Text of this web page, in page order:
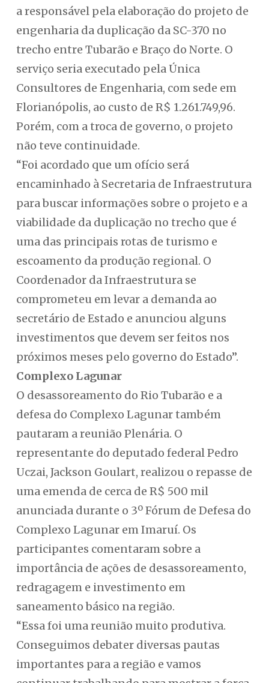
a responsável pela elaboração do projeto de
engenharia da duplicação da SC-370 no
trecho entre Tubarão e Braço do Norte. O
serviço seria executado pela Única
Consultores de Engenharia, com sede em
Florianópolis, ao custo de R$ 1.261.749,96.
Porém, com a troca de governo, o projeto
não teve continuidade.
“Foi acordado que um ofício será
encaminhado à Secretaria de Infraestrutura
para buscar informações sobre o projeto e a
viabilidade da duplicação no trecho que é
uma das principais rotas de turismo e
escoamento da produção regional. O
Coordenador da Infraestrutura se
comprometeu em levar a demanda ao
secretário de Estado e anunciou alguns
investimentos que devem ser feitos nos
próximos meses pelo governo do Estado”.
Complexo Lagunar
O desassoreamento do Rio Tubarão e a
defesa do Complexo Lagunar também
pautaram a reunião Plenária. O
representante do deputado federal Pedro
Uczai, Jackson Goulart, realizou o repasse de
uma emenda de cerca de R$ 500 mil
anunciada durante o 3º Fórum de Defesa do
Complexo Lagunar em Imaruí. Os
participantes comentaram sobre a
importância de ações de desassoreamento,
redragagem e investimento em
saneamento básico na região.
“Essa foi uma reunião muito produtiva.
Conseguimos debater diversas pautas
importantes para a região e vamos